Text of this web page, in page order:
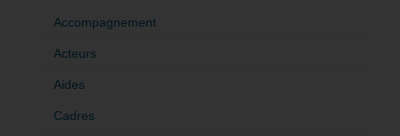
Accompagnement
Acteurs
Aides
Cadres